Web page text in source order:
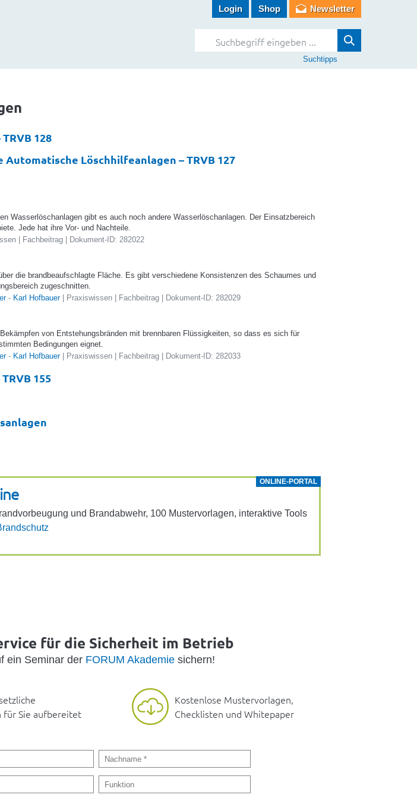
Login Shop Newsletter
Suchtipps
128
Löschhilfeanlagen – TRVB 127
Wasserlöschanlagen gibt es auch noch andere Wasserlöschanlagen. Der Einsatzbereich
Jede hat ihre Vor- und Nachteile.
| Fachbeitrag | Dokument-ID: 282022
die brandbeaufschlagte Fläche. Es gibt verschiedene Konsistenzen des Schaumes und
zugeschnitten.
- Karl Hofbauer| Praxiswissen | Fachbeitrag | Dokument-ID: 282029
von Entstehungsbränden mit brennbaren Flüssigkeiten, so dass es sich für
Bedingungen eignet.
- Karl Hofbauer| Praxiswissen | Fachbeitrag | Dokument-ID: 282033
155
ONLINE-PORTAL
und Brand­ab­wehr, 100 Muster­vor­lagen, inter­ak­tive Tools
für die Sicherheit im Betrieb
ein Seminar der FORUM Akademiesichern!
für Sie aufbereitet
Kostenlose Mustervorlagen,
Checklisten und Whitepaper